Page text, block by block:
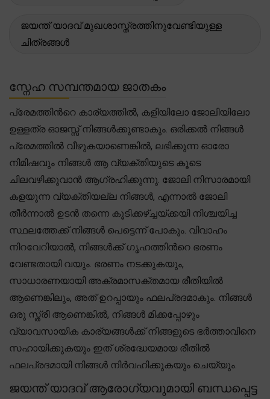
ജയന്ത് യാദവ് മുഖശാസ്ത്രത്തിനുവേണ്ടിയുള്ള
ചിത്രങ്ങൾ
സ്നേഹ സമ്പന്തമായ ജാതകം
പ്രേമത്തിന്‍റെ കാര്യത്തിൽ, കളിയിലോ ജോലിയിലോ
ഉള്ളത്ര ഓജസ്സ് നിങ്ങൾക്കുണ്ടാകും. ഒരിക്കൽ നിങ്ങൾ
പ്രേമത്തിൽ വീഴുകയാണെങ്കിൽ, ലഭിക്കുന്ന ഓരോ
നിമിഷവും നിങ്ങൾ ആ വ്യക്തിയുടെ കൂടെ
ചിലവഴിക്കുവാൻ ആഗ്രഹിക്കുന്നു. ജോലി നിസാരമായി
കളയുന്ന വ്യക്തിയല്ല നിങ്ങൾ, എന്നാൽ ജോലി
തീർന്നാൽ ഉടൻ തന്നെ കൂടിക്കഴ്ച്ചയ്ക്കയി നിശ്ചയിച്ച
സ്ഥലത്തേക്ക് നിങ്ങൾ പെട്ടെന്ന് പോകും. വിവാഹം
നിറവേറിയാൽ, നിങ്ങൾക്ക് ഗൃഹത്തിന്‍റെ ഭരണം
വേണ്ടതായി വയും. ഭരണം നടക്കുകയും,
സാധാരണയായി അക്രമാസക്തമായ രീതിയിൽ
ആണെങ്കിലും, അത് ഉറപ്പായും ഫലപ്രദമാകും. നിങ്ങൾ
ഒരു സ്ത്രീ ആണെങ്കിൽ, നിങ്ങൾ മിക്കപ്പോഴും
വ്യാവസായിക കാര്യങ്ങൾക്ക് നിങ്ങളുടെ ഭർത്താവിനെ
സഹായിക്കുകയും ഇത് ശ്രദ്ധേയമായ രീതിൽ
ഫലപ്രദമായി നിങ്ങൾ നിർവഹിക്കുകയും ചെയ്യും.
ജയന്ത് യാദവ് ആരോഗ്യവുമായി ബന്ധപ്പെട്ട